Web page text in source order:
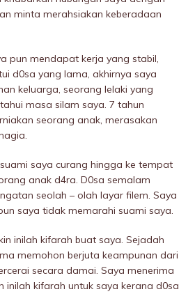
minta merahsiakan keberadaan
pun mendapat kerja yang stabil,
d0sa yang lama, akhirnya saya
keluarga, seorang lelaki yang
masa silam saya. 7 tahun
seorang anak, merasakan
saya curang hingga ke tempat
anak d4ra. D0sa semalam
seolah – olah layar filem. Saya
saya tidak memarahi suami saya.
inilah kifarah buat saya. Sejadah
memohon berjuta keampunan dari
secara damai. Saya menerima
inilah kifarah untuk saya kerana d0sa